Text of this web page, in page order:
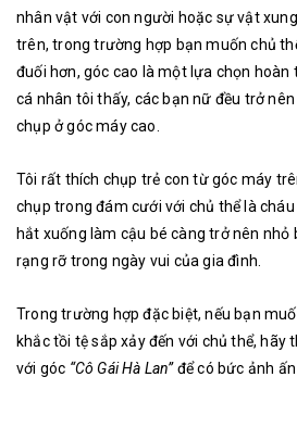
nhân vật với con người hoặc sự vật
trên, trong trường hợp bạn muốn chủ
đuối hơn, góc cao là một lựa chọn hoàn
cá nhân tôi thấy, các bạn nữ đều trở
chụp ở góc máy cao.
Tôi rất thích chụp trẻ con từ góc máy
chụp trong đám cưới với chủ thể là
hắt xuống làm cậu bé càng trở nên nhỏ
rạng rỡ trong ngày vui của gia đình.
Trong trường hợp đặc biệt, nếu bạn
khắc tồi tệ sắp xảy đến với chủ thể, hãy
với góc “Cô Gái Hà Lan”để có bức ảnh ấn